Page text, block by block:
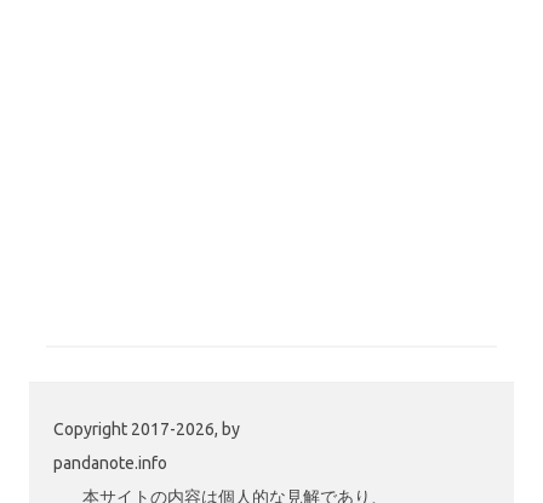
Copyright 2017-2026, by
pandanote.info
本サイトの内容は個人的な見解であり、